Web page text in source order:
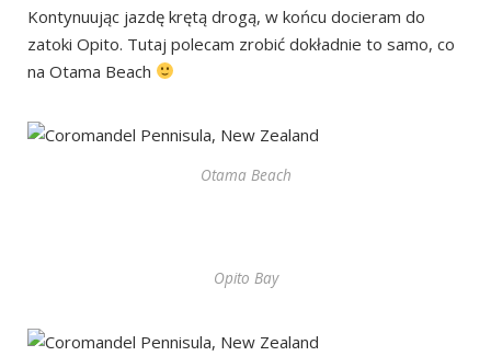
Kontynuując jazdę krętą drogą, w końcu docieram do
zatoki Opito. Tutaj polecam zrobić dokładnie to samo, co
na Otama Beach
Otama Beach
Opito Bay